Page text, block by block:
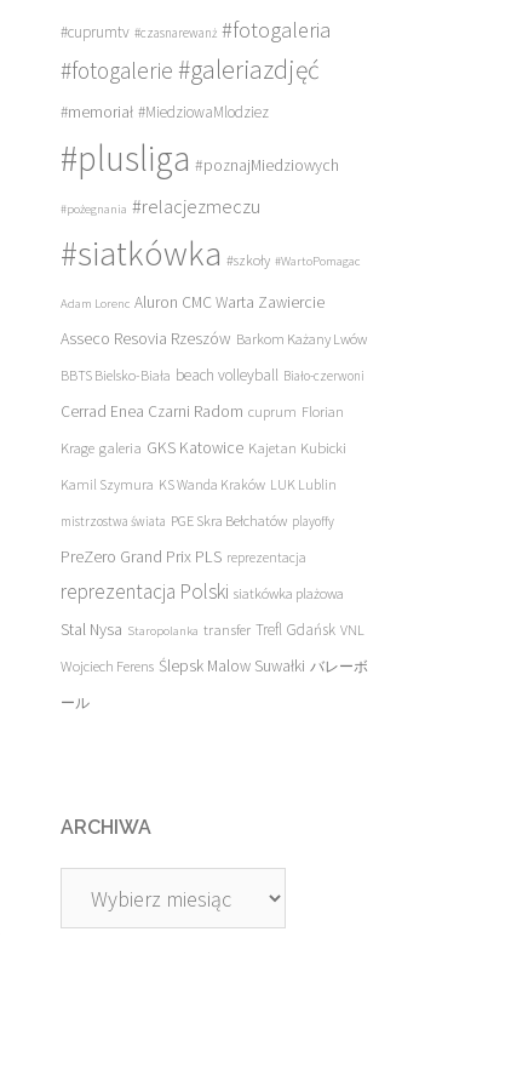
#cuprumtv #czasnarewanż #fotogaleria
#fotogalerie #galeriazdjęć
#memoriał #MiedziowaMlodziez
#plusliga #poznajMiedziowych
#pożegnania #relacjezmeczu
#siatkówka #szkoły #WartoPomagac
Adam Lorenc Aluron CMC Warta Zawiercie
Asseco Resovia Rzeszów Barkom Każany Lwów
BBTS Bielsko-Biała beach volleyball Biało-czerwoni
Cerrad Enea Czarni Radom cuprum Florian
Krage galeria GKS Katowice Kajetan Kubicki
Kamil Szymura KS Wanda Kraków LUK Lublin
mistrzostwa świata PGE Skra Bełchatów playoffy
PreZero Grand Prix PLS reprezentacja
reprezentacja Polski siatkówka plażowa
Stal Nysa Staropolanka transfer Trefl Gdańsk VNL
Wojciech Ferens Ślepsk Malow Suwałki バレーボ
ール
ARCHIWA
Archiwa